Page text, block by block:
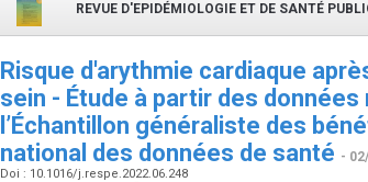
REVUE D'EPIDÉMIOLOGIE ET DE SANTÉ
Risque d'arythmie cardiaque
sein - Étude à partir des
l’Échantillon généraliste des
national des données de santé -
Doi : 10.1016/j.respe.2022.06.248